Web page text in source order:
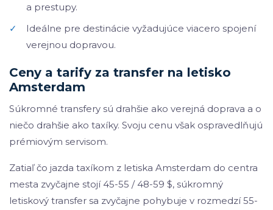
a prestupy.
✓
Ideálne pre destinácie vyžadujúce viacero spojení
verejnou dopravou.
Ceny a tarify za transfer na letisko
Amsterdam
Súkromné transfery sú drahšie ako verejná doprava a o
niečo drahšie ako taxíky. Svoju cenu však ospravedlňujú
prémiovým servisom.
Zatiaľ čo jazda taxíkom z letiska Amsterdam do centra
mesta zvyčajne stojí 45-55 / 48-59 $, súkromný
letiskový transfer sa zvyčajne pohybuje v rozmedzí 55-